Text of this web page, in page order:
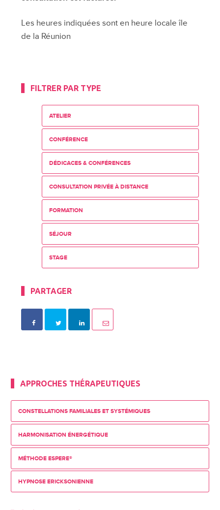
Les heures indiquées sont en heure locale île
de la Réunion
FILTRER PAR TYPE
ATELIER
CONFÉRENCE
DÉDICACES & CONFÉRENCES
CONSULTATION PRIVÉE À DISTANCE
FORMATION
SÉJOUR
STAGE
PARTAGER
APPROCHES THÉRAPEUTIQUES
CONSTELLATIONS FAMILIALES ET SYSTÉMIQUES
HARMONISATION ÉNERGÉTIQUE
MÉTHODE ESPERE®
HYPNOSE ERICKSONIENNE